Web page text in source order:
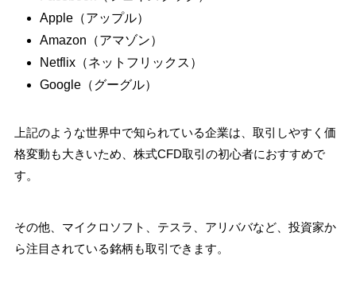
Apple（アップル）
Amazon（アマゾン）
Netflix（ネットフリックス）
Google（グーグル）
上記のような世界中で知られている企業は、取引しやすく価
格変動も大きいため、株式CFD取引の初心者におすすめで
す。
その他、マイクロソフト、テスラ、アリババなど、投資家か
ら注目されている銘柄も取引できます。